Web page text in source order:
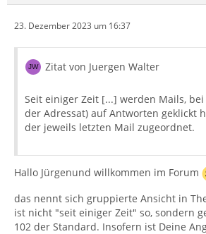
23. Dezember 2023 um 16:37
Zitat von Juergen Walter
Seit einiger Zeit [...] werden Mails,
der Adressat) auf Antworten geklickt
der jeweils letzten Mail zugeordnet.
Hallo Jürgenund willkommen im Forum
das nennt sich gruppierte Ansicht in
ist nicht "seit einiger Zeit" so, sondern
102 der Standard. Insofern ist Deine